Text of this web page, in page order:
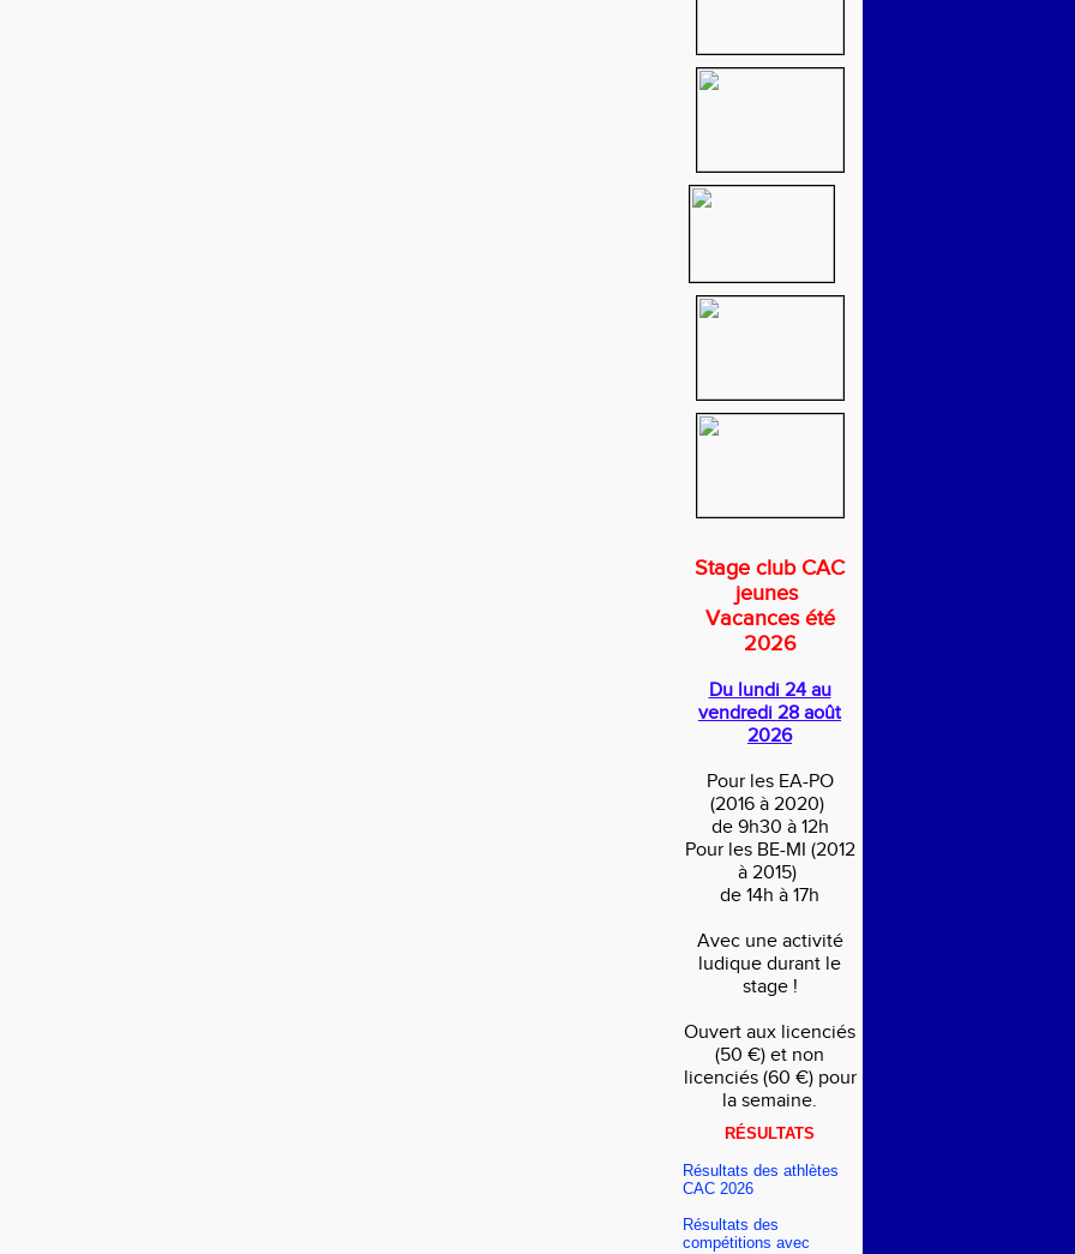
Stage club CAC
jeunes
Vacances été
2026
Du lundi 24 au
vendredi 28 août
2026
Pour les EA-PO
(2016 à 2020)
de 9h30 à 12h
Pour les BE-MI (2012
à 2015)
de 14h à 17h
Avec une activité
ludique durant le
stage !
Ouvert aux licenciés
(50 €) et non
licenciés (60 €) pour
la semaine.
RÉSULTATS
Résultats des athlètes
CAC 2026
Résultats des
compétitions avec